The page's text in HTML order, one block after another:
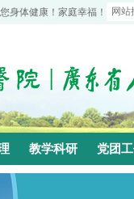
身体健康！家庭幸福！
教学科研 党团